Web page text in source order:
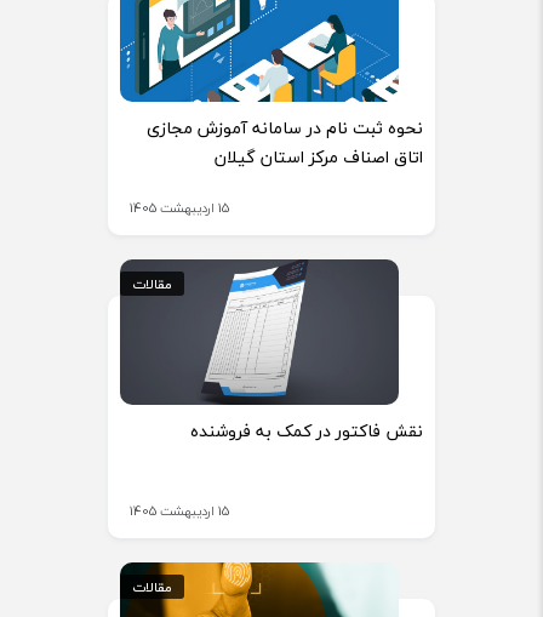
نحوه ثبت نام در سامانه آموزش مجازی
اتاق اصناف مرکز استان گیلان
15 اردیبهشت 1405
مقالات
مقالات
نقش فاکتور در کمک به فروشنده
15 اردیبهشت 1405
مقالات
مقالات